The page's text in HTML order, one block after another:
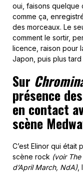
oui, faisons quelque
comme ça,
des morceaux. Le
comment le sortir,
licence, raison pour
Japon, puis plus
Sur
présence
en contact
scène
C’est Elinor qui
scène rock (voir
d’April March, NdA),